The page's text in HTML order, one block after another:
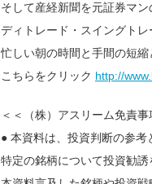
そして産経新聞を元証券マ
ディトレード・スイングトレ
忙しい朝の時間と手間の短縮
こちらをクリック http://
＜＜（株）アスリーム免責事
● 本資料は、投資判断の参考
特定の銘柄について投資勧誘